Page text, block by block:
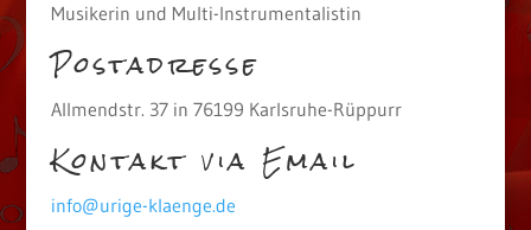
Musikerin und Multi-Instrumentalistin
Postadresse
Allmendstr. 37 in 76199 Karlsruhe-Rüppurr
Kontakt via Email
info@urige-klaenge.de